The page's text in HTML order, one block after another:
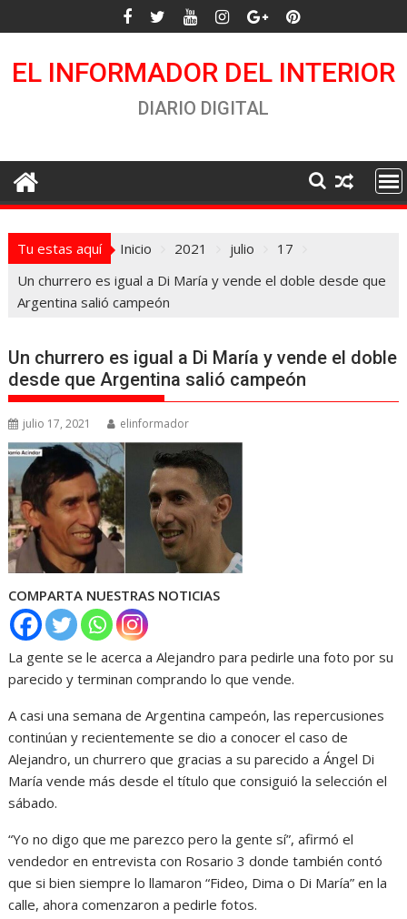
al
EL INFORMADOR DEL INTERIOR
DIARIO DIGITAL
Tu estas aquí Inicio 2021 julio
17
Un churrero es igual a Di María y vende el doble desde que
Argentina salió campeón
Un churrero es igual a Di María y vende el doble
desde que Argentina salió campeón
julio 17, 2021 elinformador
COMPARTA NUESTRAS NOTICIAS
La gente se le acerca a Alejandro para pedirle una foto por su
parecido y terminan comprando lo que vende.
A casi una semana de Argentina campeón, las repercusiones
continúan y recientemente se dio a conocer el caso de
Alejandro, un churrero que gracias a su parecido a Ángel Di
María vende más desde el título que consiguió la selección el
sábado.
“Yo no digo que me parezco pero la gente sí”, afirmó el
vendedor en entrevista con Rosario 3 donde también contó
que si bien siempre lo llamaron “Fideo, Dima o Di María” en la
calle, ahora comenzaron a pedirle fotos.